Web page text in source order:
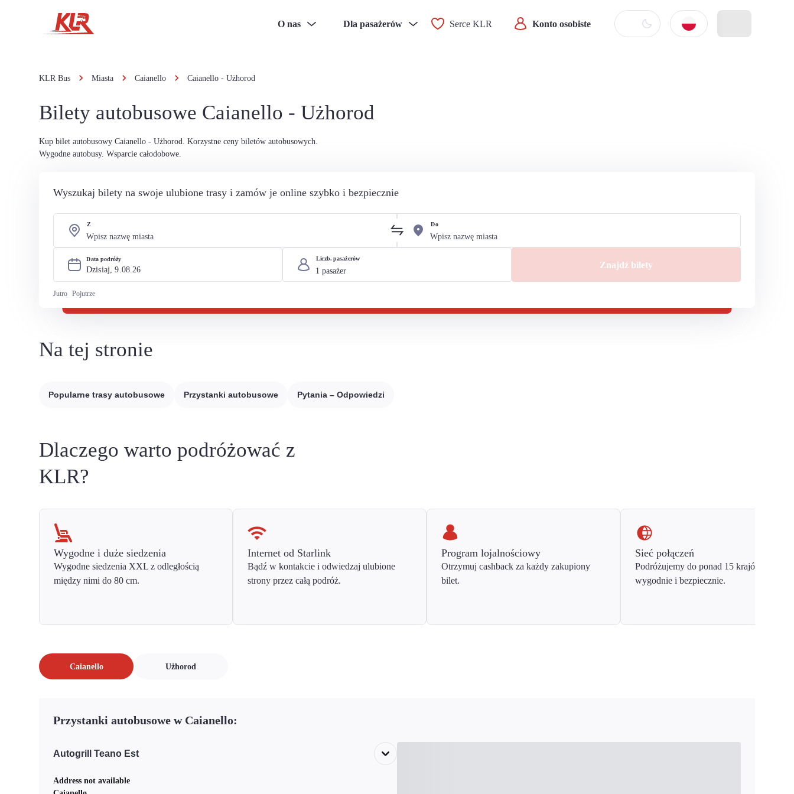
O nas Dla pasażerów Serce KLR Konto osobiste
KLR Bus Miasta Caianello Caianello - Użhorod
Bilety autobusowe Caianello - Użhorod
Kup bilet autobusowy Caianello - Użhorod. Korzystne ceny biletów autobusowych.
Wygodne autobusy. Wsparcie całodobowe.
Wyszukaj bilety na swoje ulubione trasy i zamów je online szybko i bezpiecznie
Z Do
Data podróży
Dzisiaj, 9.08.26
Jutro Pojutrze
Liczb. pasażerów
Znajdź bilety
Na tej stronie
Popularne trasy autobusowe Przystanki autobusowe Pytania – Odpowiedzi
Dlaczego warto podróżować z
KLR?
Wygodne i duże siedzenia
Wygodne siedzenia XXL z odległością
między nimi do 80 cm.
Internet od Starlink
Bądź w kontakcie i odwiedzaj ulubione
strony przez całą podróż.
Program lojalnościowy
Otrzymuj cashback za każdy zakupiony
bilet.
Sieć połączeń
Podróżujemy do ponad 15 krajów Europy
wygodnie i bezpiecznie.
Caianello Użhorod
Przystanki autobusowe w Caianello:
Autogrill Teano Est
Address not available